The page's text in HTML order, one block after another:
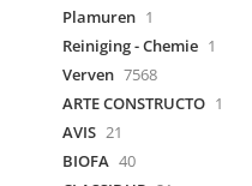
Plamuren 1
Reiniging - Chemie 1
Verven 7568
ARTE CONSTRUCTO 1
AVIS 21
BIOFA 40